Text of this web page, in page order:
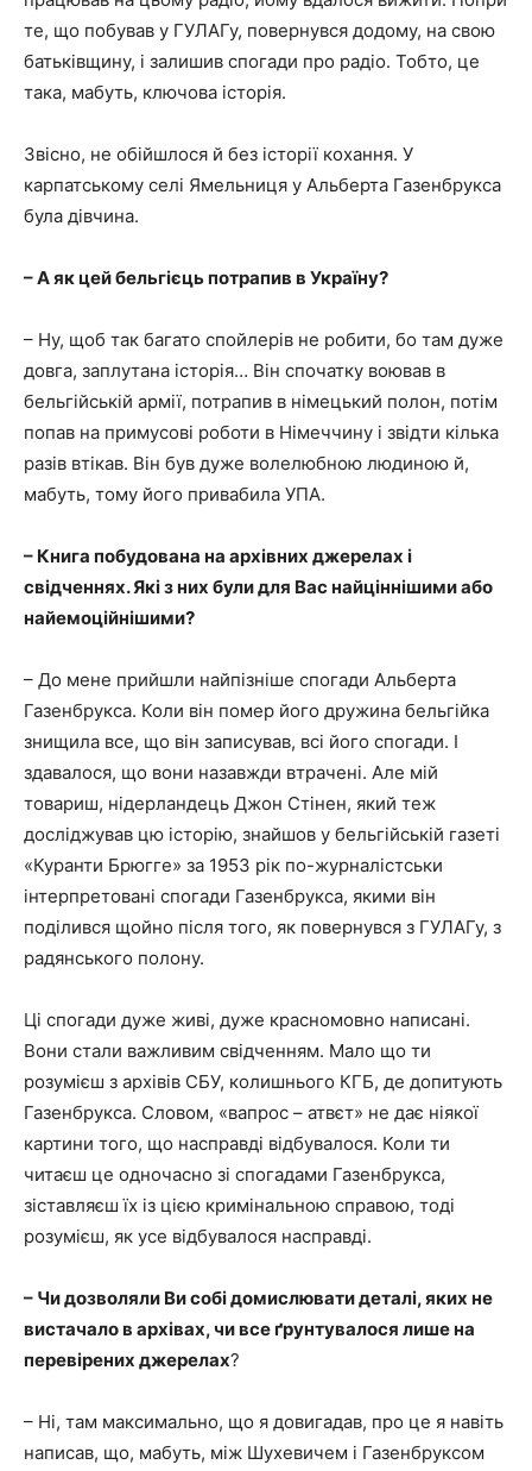
те, що побував у ГУЛАГу, повернувся додому, на свою
батьківщину, і залишив спогади про радіо. Тобто, це
така, мабуть, ключова історія.
Звісно, не обійшлося й без історії кохання. У
карпатському селі Ямельниця у Альберта Газенбрукса
була дівчина.
– А як цей бельгієць потрапив в Україну?
– Ну, щоб так багато спойлерів не робити, бо там дуже
довга, заплутана історія… Він спочатку воював в
бельгійській армії, потрапив в німецький полон, потім
попав на примусові роботи в Німеччину і звідти кілька
разів втікав. Він був дуже волелюбною людиною й,
мабуть, тому його привабила УПА.
– Книга побудована на архівних джерелах і
свідченнях. Які з них були для Вас найціннішими або
найемоційнішими?
– До мене прийшли найпізніше спогади Альберта
Газенбрукса. Коли він помер його дружина бельгійка
знищила все, що він записував, всі його спогади. І
здавалося, що вони назавжди втрачені. Але мій
товариш, нідерландець Джон Стінен, який теж
досліджував цю історію, знайшов у бельгійській газеті
«Куранти Брюгге» за 1953 рік по-журналістськи
інтерпретовані спогади Газенбрукса, якими він
поділився щойно після того, як повернувся з ГУЛАГу, з
радянського полону.
Ці спогади дуже живі, дуже красномовно написані.
Вони стали важливим свідченням. Мало що ти
розумієш з архівів СБУ, колишнього КГБ, де допитують
Газенбрукса. Словом, «вапрос – атвєт» не дає ніякої
картини того, що насправді відбувалося. Коли ти
читаєш це одночасно зі спогадами Газенбрукса,
зіставляєш їх із цією кримінальною справою, тоді
розумієш, як усе відбувалося насправді.
– Чи дозволяли Ви собі домислювати деталі, яких не
вистачало в архівах, чи все ґрунтувалося лише на
перевірених джерелах?
– Ні, там максимально, що я довигадав, про це я навіть
написав, що, мабуть, між Шухевичем і Газенбруксом